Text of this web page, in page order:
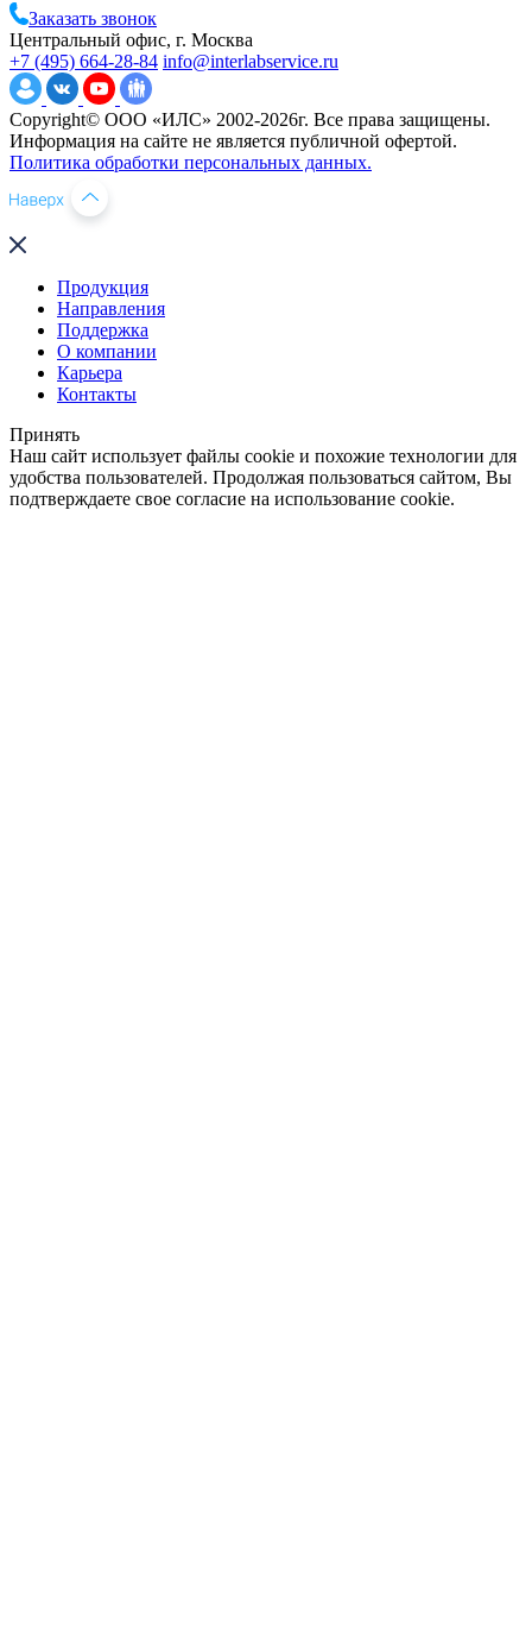
Заказать звонок
Центральный офис, г. Москва
+7 (495) 664-28-84 info@interlabservice.ru
Copyright© ООО «ИЛС» 2002-2026г. Все права защищены.
Информация на сайте не является публичной офертой.
Политика обработки персональных данных.
Продукция
Направления
Поддержка
О компании
Карьера
Контакты
Принять
Наш сайт использует файлы cookie и похожие технологии для
удобства пользователей. Продолжая пользоваться сайтом, Вы
подтверждаете свое согласие на использование cookie.